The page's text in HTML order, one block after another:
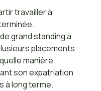
travailler à
grand standing à
placements
manière
son expatriation
à long terme.